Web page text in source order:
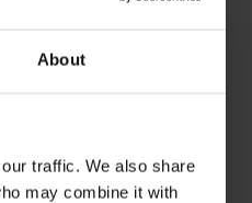
About
traffic. We also share
may combine it with